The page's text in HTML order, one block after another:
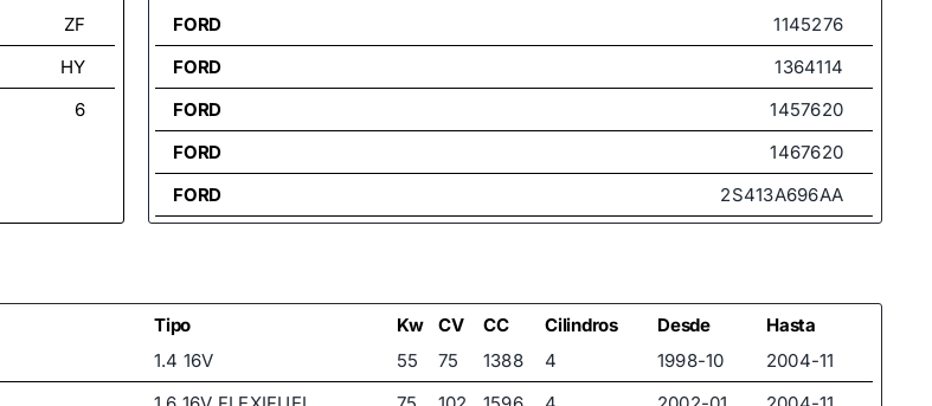
ZF
HY
6
FORD
1145276
FORD
1364114
FORD
1457620
FORD
1467620
FORD
2S413A696AA
Tipo Kw CV CC Cilindros Desde
Hasta
1.4 16V 55 75 1388 4 1998-10
2004-11